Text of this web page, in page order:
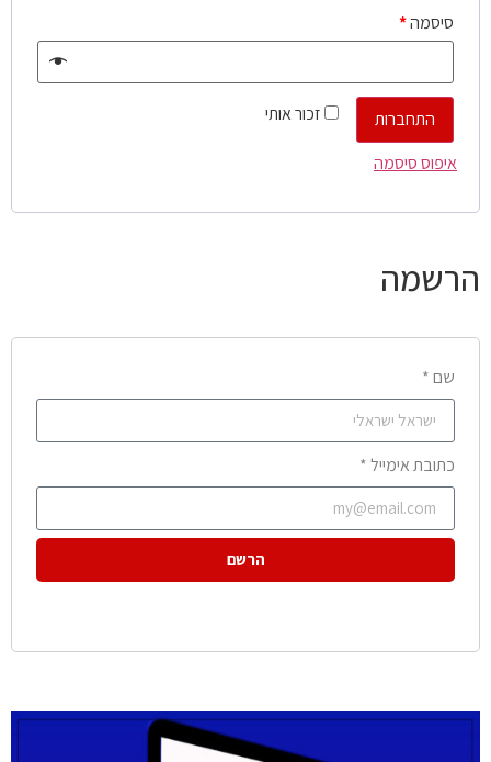
סיסמה*
זכור אותי
התחברות
איפוס סיסמה
הרשמה
שם *
כתובת אימייל *
הרשם